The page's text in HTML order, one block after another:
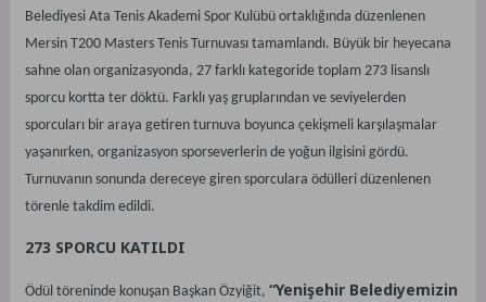
Belediyesi Ata Tenis Akademi Spor Kulübü ortaklığında düzenlenen
Mersin T200 Masters Tenis Turnuvası tamamlandı. Büyük bir heyecana
sahne olan organizasyonda, 27 farklı kategoride toplam 273 lisanslı
sporcu kortta ter döktü. Farklı yaş gruplarından ve seviyelerden
sporcuları bir araya getiren turnuva boyunca çekişmeli karşılaşmalar
yaşanırken, organizasyon sporseverlerin de yoğun ilgisini gördü.
Turnuvanın sonunda dereceye giren sporculara ödülleri düzenlenen
törenle takdim edildi.
273 SPORCU KATILDI
Ödül töreninde konuşan Başkan Özyiğit,“Yenişehir Belediyemizin